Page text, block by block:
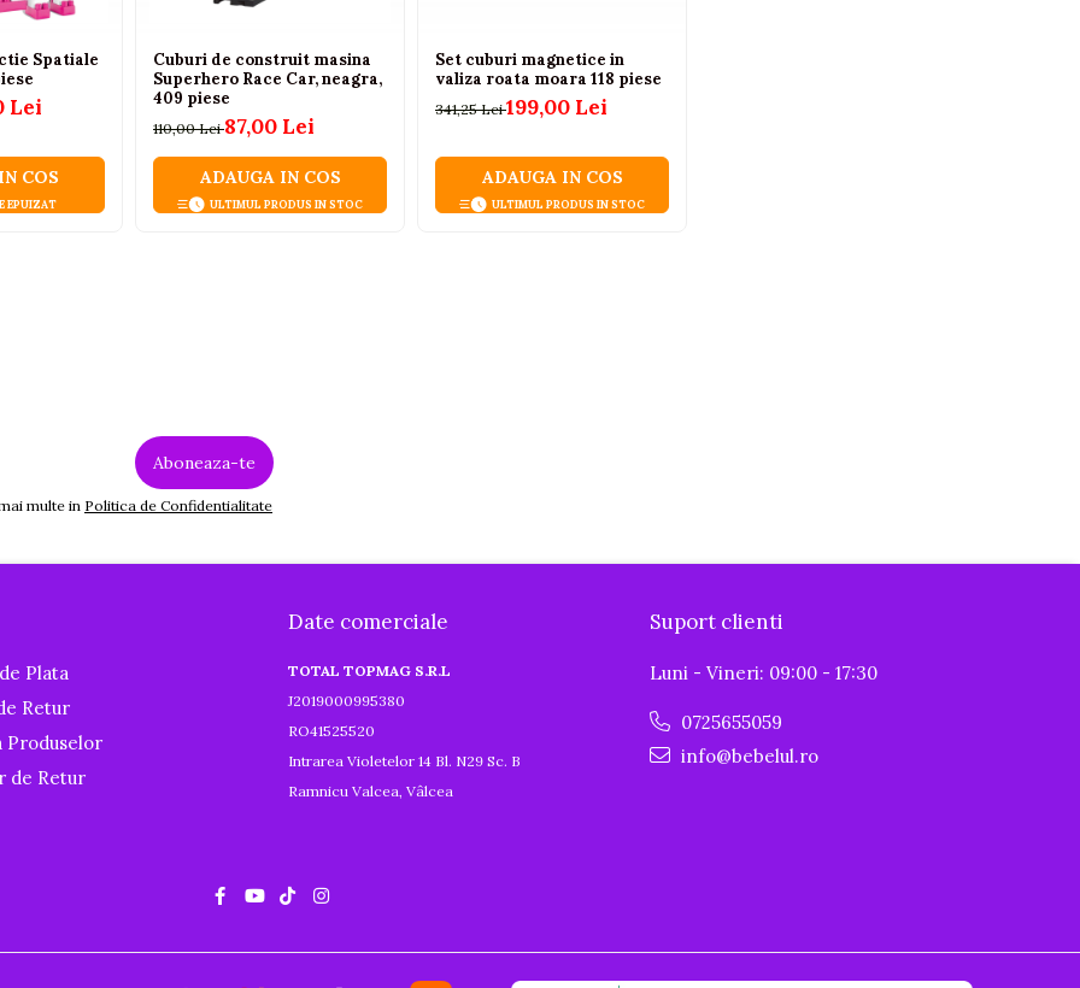
Spatiale
Lei
COS
EPUIZAT
Cuburi de construit masina
Superhero Race Car, neagra,
409 piese
110,00 Lei87,00 Lei
ADAUGA IN COS
ULTIMUL PRODUS IN STOC
Set cuburi magnetice in
valiza roata moara 118 piese
341,25 Lei199,00 Lei
ADAUGA IN COS
ULTIMUL PRODUS IN STOC
multe in Politica de Confidentialitate
Plata
Retur
Produselor
de Retur
Date comerciale
TOTAL TOPMAG S.R.L
J2019000995380
RO41525520
Intrarea Violetelor 14 Bl. N29 Sc. B
Ramnicu Valcea, Vâlcea
Suport clienti
Luni - Vineri: 09:00 - 17:30
0725655059
info@bebelul.ro